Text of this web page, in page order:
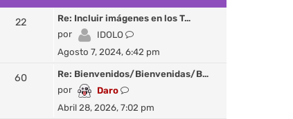
22
Re: Incluir imágenes en los T…
por
IDOLO
V
e
ú
i
Agosto 7, 2024, 6:42 pm
60
Re: Bienvenidos/Bienvenidas/B…
por
Daro
V
e
Abril 28, 2026, 7:02 pm